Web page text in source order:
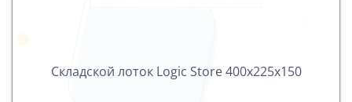
Складской лоток Logiс Store 400х225х150